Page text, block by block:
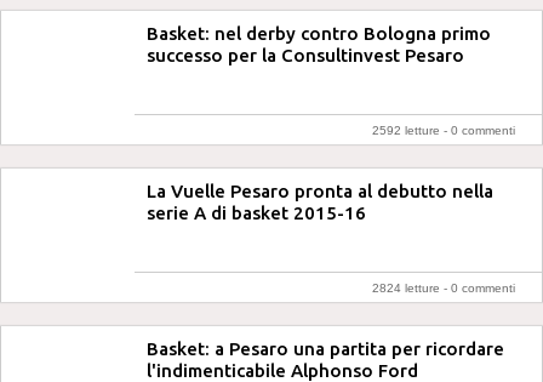
Basket: nel derby contro Bologna primo
successo per la Consultinvest Pesaro
2592 letture - 0 commenti
La Vuelle Pesaro pronta al debutto nella
serie A di basket 2015-16
2824 letture - 0 commenti
Basket: a Pesaro una partita per ricordare
l'indimenticabile Alphonso Ford